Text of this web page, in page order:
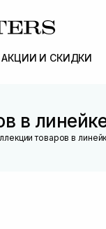
АКЦИИ И СКИДКИ
в
товаров в